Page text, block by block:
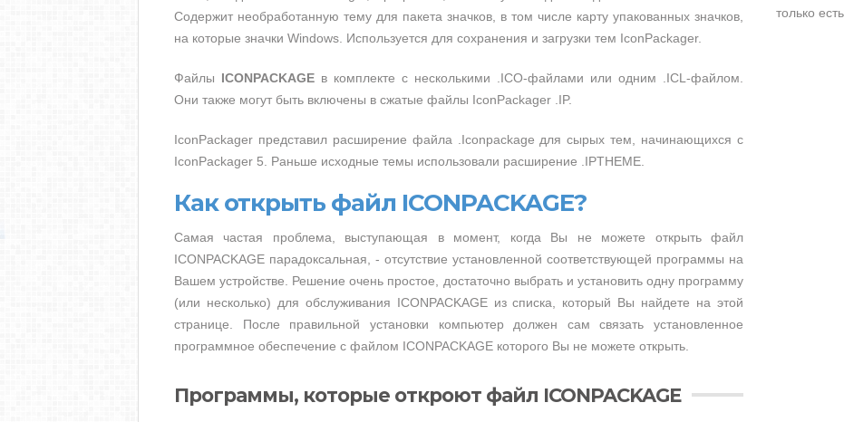
Содержит необработанную тему для пакета значков, в том числе карту упакованных значков,
на которые значки Windows. Используется для сохранения и загрузки тем IconPackager.
Файлы ICONPACKAGE в комплекте с несколькими .ICO-файлами или одним .ICL-файлом.
Они также могут быть включены в сжатые файлы IconPackager .IP.
IconPackager представил расширение файла .Iconpackage для сырых тем, начинающихся с
IconPackager 5. Раньше исходные темы использовали расширение .IPTHEME.
Как открыть файл ICONPACKAGE?
Самая частая проблема, выступающая в момент, когда Вы не можете открыть файл
ICONPACKAGE парадоксальная, - отсутствие установленной соответствующей программы на
Вашем устройстве. Решение очень простое, достаточно выбрать и установить одну программу
(или несколько) для обслуживания ICONPACKAGE из списка, который Вы найдете на этой
странице. После правильной установки компьютер должен сам связать установленное
программное обеспечение с файлом ICONPACKAGE которого Вы не можете открыть.
Программы, которые откроют файл ICONPACKAGE
только